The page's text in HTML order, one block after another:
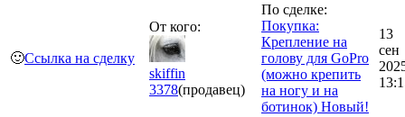
🙂Ссылка на сделку
От кого:
skiffin
3378(продавец)
По сделке:
Покупка:
Крепление на
голову для GoPro
(можно крепить
на ногу и на
ботинок) Новый!
13
сен